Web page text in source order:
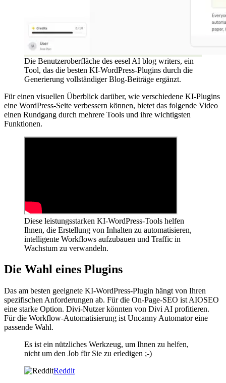
Die Benutzeroberfläche des eesel AI blog writers, ein
Tool, das die besten KI-WordPress-Plugins durch die
Generierung vollständiger Blog-Beiträge ergänzt.
Für einen visuellen Überblick darüber, wie verschiedene KI-Plugins
eine WordPress-Seite verbessern können, bietet das folgende Video
einen Rundgang durch mehrere Tools und ihre wichtigsten
Funktionen.
Diese leistungsstarken KI-WordPress-Tools helfen
Ihnen, die Erstellung von Inhalten zu automatisieren,
intelligente Workflows aufzubauen und Traffic in
Wachstum zu verwandeln.
Die Wahl eines Plugins
Das am besten geeignete KI-WordPress-Plugin hängt von Ihren
spezifischen Anforderungen ab. Für die On-Page-SEO ist AIOSEO
eine starke Option. Divi-Nutzer könnten von Divi AI profitieren.
Für die Workflow-Automatisierung ist Uncanny Automator eine
passende Wahl.
Es ist ein nützliches Werkzeug, um Ihnen zu helfen,
nicht um den Job für Sie zu erledigen ;-)
Reddit